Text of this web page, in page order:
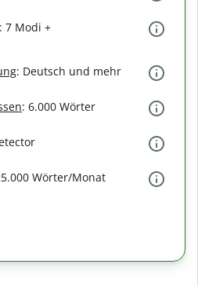
: 7 Modi +
: Deutsch und mehr
: 6.000 Wörter
Wörter/Monat